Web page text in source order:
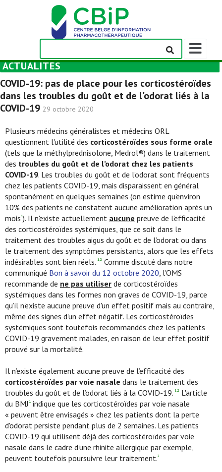
Afficher/
la
navigation
ACTUALITÉS
COVID-19: pas de place pour les corticostéroïdes
dans les troubles du goût et de l'odorat liés à la
COVID-19 29 octobre 2020
Plusieurs médecins généralistes et médecins ORL
questionnent l'utilité des corticostéroïdes sous forme orale
(tels que la méthylprednisolone, Medrol®) dans le traitement
des troubles du goût et de l’odorat chez les patients
COVID-19. Les troubles du goût et de l’odorat sont fréquents
chez les patients COVID-19, mais disparaissent en général
spontanément en quelques semaines (on estime qu'environ
10% des patients ne constatent aucune amélioration après un
mois 1). Il n'existe actuellement aucune preuve de l'efficacité
des corticostéroïdes systémiques, que ce soit dans le
traitement des troubles aigus du goût et de l’odorat ou dans
le traitement des symptômes persistants, alors que les effets
indésirables sont bien réels. 1,2 Comme discuté dans notre
communiqué Bon à savoir du 12 octobre 2020, l'OMS
recommande de ne pas utiliser de corticostéroïdes
systémiques dans les formes non graves de COVID-19, parce
qu’il n'existe aucune preuve d'un effet positif mais au contraire,
même des signes d'un effet négatif. Les corticostéroïdes
systémiques sont toutefois recommandés chez les patients
COVID-19 gravement malades, en raison de leur effet positif
prouvé sur la mortalité.
Il n’existe également aucune preuve de l’efficacité des
corticostéroïdes par voie nasale dans le traitement des
troubles du goût et de l’odorat liés à la COVID-19. 1,2
L'article
du BMJ 1 indique que les corticostéroïdes par voie nasale
« peuvent être envisagés » chez les patients dont la perte
d'odorat persiste pendant plus de 2 semaines. Les patients
COVID-19 qui utilisent déjà des corticostéroïdes par voie
nasale dans le cadre d'une rhinite allergique par exemple,
peuvent toutefois poursuivre leur traitement.2